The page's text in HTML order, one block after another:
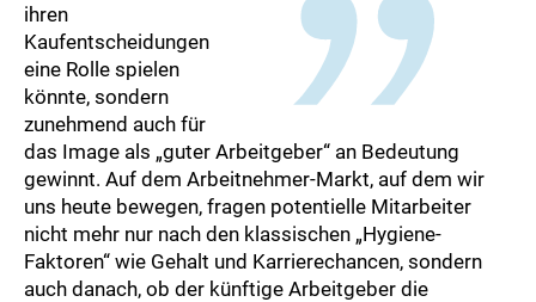
ihren
Kaufentscheidungen
eine Rolle spielen
könnte, sondern
zunehmend auch für
das Image als „guter Arbeitgeber“ an Bedeutung
gewinnt. Auf dem Arbeitnehmer-Markt, auf dem wir
uns heute bewegen, fragen potentielle Mitarbeiter
nicht mehr nur nach den klassischen „Hygiene-
Faktoren“ wie Gehalt und Karrierechancen, sondern
auch danach, ob der künftige Arbeitgeber die